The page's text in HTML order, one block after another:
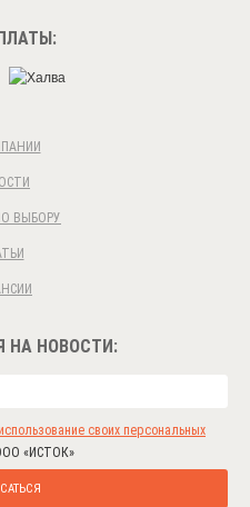
ВЫБОРУ
НА НОВОСТИ:
своих персональных
«ИСТОК»